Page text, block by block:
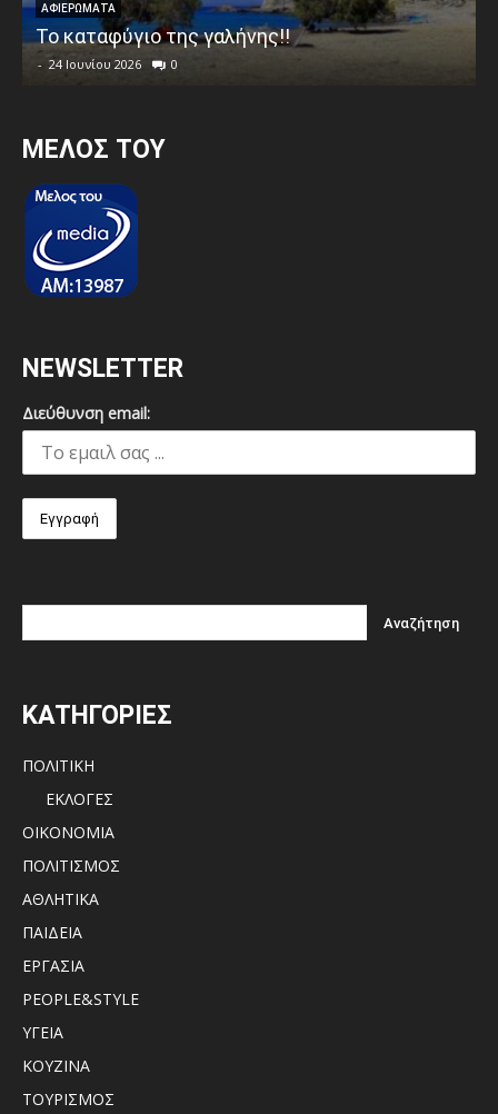
ΑΦΙΕΡΩΜΑΤΑ
Το καταφύγιο της γαλήνης!!
- 24 Ιουνίου 2026 0
MEΛΟΣ ΤΟΥ
NEWSLETTER
Διεύθυνση email:
ΚΑΤΗΓΟΡΙΕΣ
ΠΟΛΙΤΙΚΗ
ΕΚΛΟΓΕΣ
ΟΙΚΟΝΟΜΙΑ
ΠΟΛΙΤΙΣΜΟΣ
ΑΘΛΗΤΙΚΑ
ΠΑΙΔΕΙΑ
ΕΡΓΑΣΙΑ
PEOPLE&STYLE
ΥΓΕΙΑ
ΚΟΥΖΙΝΑ
ΤΟΥΡΙΣΜΟΣ